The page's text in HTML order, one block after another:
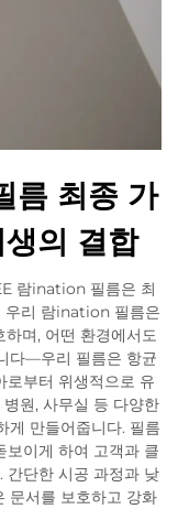
름 최종 가
의 결합
람ination 필름은 최
우리 람ination 필름은
며, 어떤 환경에서도
다—우리 필름은 항균
로부터 위생적으로 유
원, 사무실 등 다양한
만들어줍니다. 필름
보이게 하여 고객과 클
간단한 시공 과정과 낮
문서를 보호하고 강화